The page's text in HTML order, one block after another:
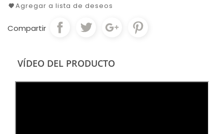
Agregar a lista de deseos
Compartir
VÍDEO DEL PRODUCTO